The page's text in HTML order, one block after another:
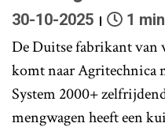
30-10-2025 1
De Duitse fabrikant van
komt naar Agritechnica
System 2000+
mengwagen heeft een